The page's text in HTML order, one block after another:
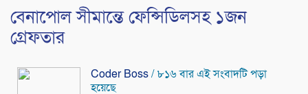
বেনাপোল সীমান্তে ফেন্সিডিলসহ ১জন
গ্রেফতার
Coder Boss/ ৮১৬ বার এই সংবাদটি পড়া
হয়েছে